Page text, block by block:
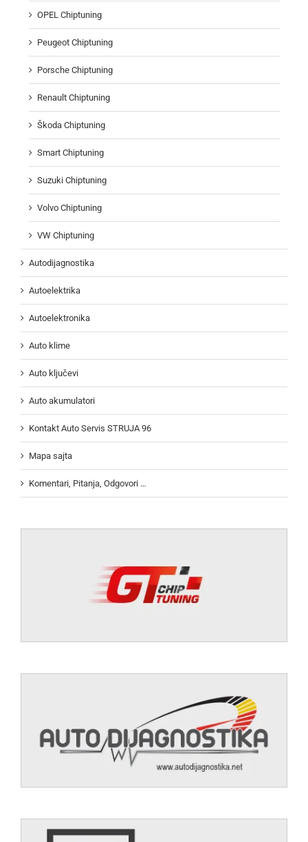
OPEL Chiptuning
Peugeot Chiptuning
Porsche Chiptuning
Renault Chiptuning
Škoda Chiptuning
Smart Chiptuning
Suzuki Chiptuning
Volvo Chiptuning
VW Chiptuning
Autodijagnostika
Autoelektrika
Autoelektronika
Auto klime
Auto ključevi
Auto akumulatori
Kontakt Auto Servis STRUJA 96
Mapa sajta
Komentari, Pitanja, Odgovori …